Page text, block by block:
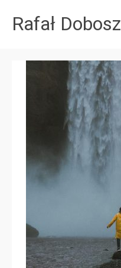
Rafał Dobosz